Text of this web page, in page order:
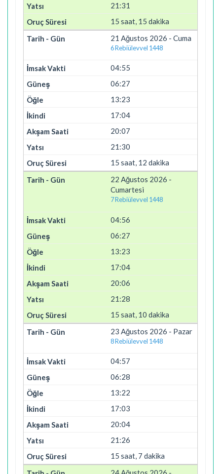
21:31
15 saat, 15 dakika
21 Ağustos 2026 - Cuma
6 Rebiülevvel 1448
04:55
06:27
13:23
17:04
20:07
21:30
15 saat, 12 dakika
22 Ağustos 2026 -
Cumartesi
7 Rebiülevvel 1448
04:56
06:27
13:23
17:04
20:06
21:28
15 saat, 10 dakika
23 Ağustos 2026 - Pazar
8 Rebiülevvel 1448
04:57
06:28
13:22
17:03
20:04
21:26
15 saat, 7 dakika